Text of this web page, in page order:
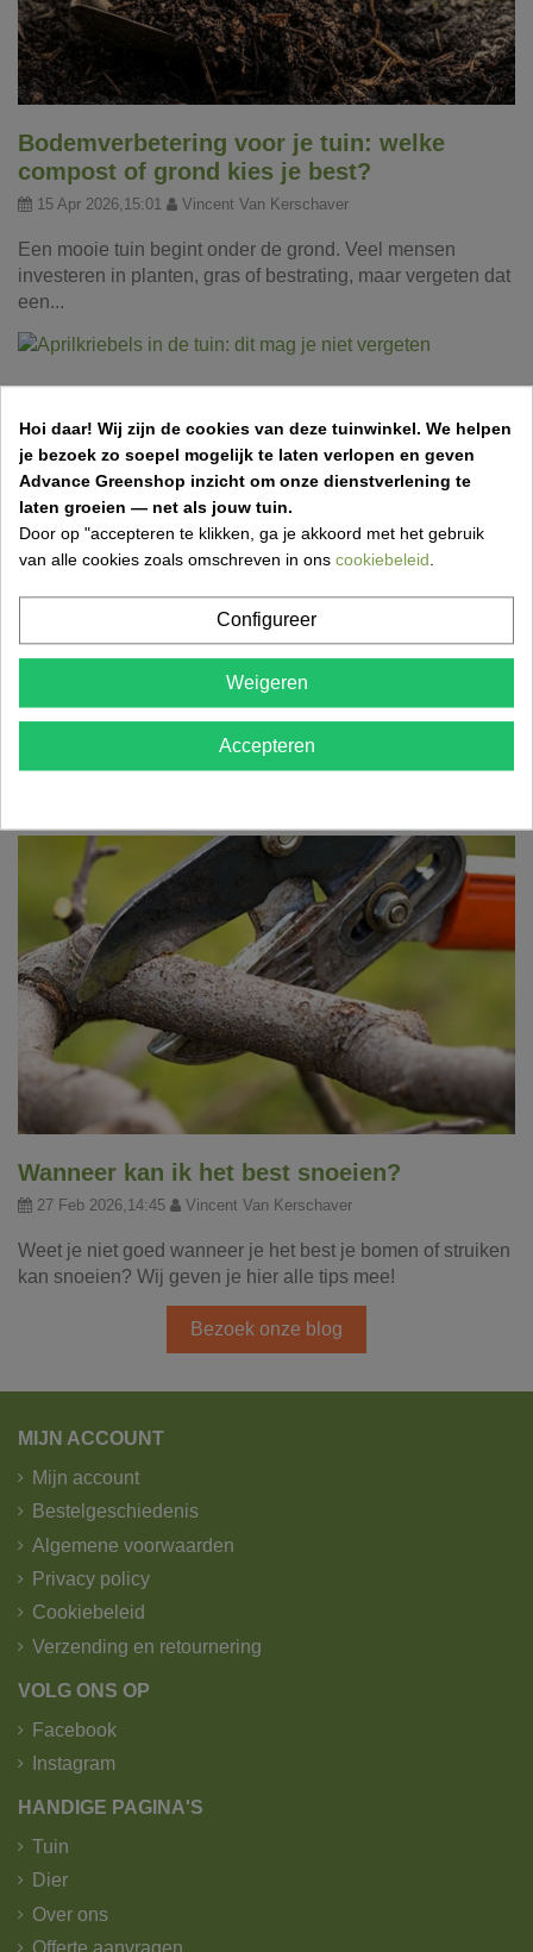
Bodemverbetering voor je tuin: welke
compost of grond kies je best?
15 Apr 2026,15:01 Vincent Van Kerschaver
Een mooie tuin begint onder de grond. Veel mensen
investeren in planten, gras of bestrating, maar vergeten dat
een...
vergeten
31 Mar 2026,11:50 Vincent Van Kerschaver
Een frisse lentemaand betekent werk in de tuin! Ontdek
wat je in april zeker moet doen om je tuin gezond,...
Grasmatten aanleggen: stap-voor-stap gids
voor een perfect gazon
17 Mar 2026,18:52
Wil je snel een mooi, groen gazon? Ontdek hoe je
Wanneer kan ik het best snoeien?
27 Feb 2026,14:45 Vincent Van Kerschaver
Weet je niet goed wanneer je het best je bomen of struiken
kan snoeien? Wij geven je hier alle tips mee!
Bezoek onze blog
MIJN ACCOUNT
Mijn account
Bestelgeschiedenis
Algemene voorwaarden
Privacy policy
Cookiebeleid
Verzending en retournering
VOLG ONS OP
Facebook
Instagram
HANDIGE PAGINA'S
Tuin
Dier
Over ons
Offerte aanvragen
Hoi daar! Wij zijn de cookies van deze tuinwinkel. We helpen
je bezoek zo soepel mogelijk te laten verlopen en geven
Advance Greenshop inzicht om onze dienstverlening te
laten groeien — net als jouw tuin.
Door op "accepteren te klikken, ga je akkoord met het gebruik
van alle cookies zoals omschreven in ons cookiebeleid
Configureer
Weigeren
Accepteren